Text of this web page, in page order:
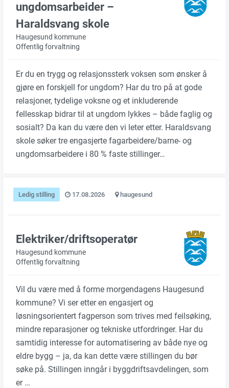
ungdomsarbeider –
Haraldsvang skole
Haugesund kommune
Offentlig forvaltning
Er du en trygg og relasjonssterk voksen som ønsker å
gjøre en forskjell for ungdom? Har du tro på at gode
relasjoner, tydelige voksne og et inkluderende
fellesskap bidrar til at ungdom lykkes – både faglig og
sosialt? Da kan du være den vi leter etter. Haraldsvang
skole søker tre engasjerte fagarbeidere/barne- og
ungdomsarbeidere i 80 % faste stillinger…
Ledig stilling 17.08.2026 haugesund
Elektriker/driftsoperatør
Haugesund kommune
Offentlig forvaltning
Vil du være med å forme morgendagens Haugesund
kommune? Vi ser etter en engasjert og
løsningsorientert fagperson som trives med feilsøking,
mindre reparasjoner og tekniske utfordringer. Har du
samtidig interesse for automatisering av både nye og
eldre bygg – ja, da kan dette være stillingen du bør
søke på. Stillingen inngår i byggdriftsavdelingen, som
er …